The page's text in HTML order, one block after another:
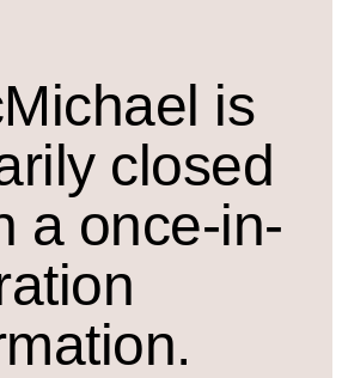
Michael is
closed
a once-in-